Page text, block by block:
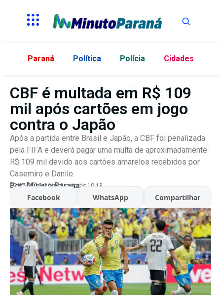
Paraná Política Polícia Cidades
CBF é multada em R$ 109
mil após cartões em jogo
contra o Japão
Após a partida entre Brasil e Japão, a CBF foi penalizada
pela FIFA e deverá pagar uma multa de aproximadamente
R$ 109 mil devido aos cartões amarelos recebidos por
Casemiro e Danilo.
Por:Minuto Parana
02/07/2026 Atualizado às 19:13
Facebook WhatsApp Compartilhar